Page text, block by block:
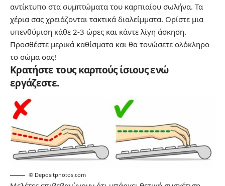
αντίκτυπο στα συμπτώματα του καρπιαίου σωλήνα. Τα
χέρια σας χρειάζονται τακτικά διαλείμματα. Ορίστε μια
υπενθύμιση κάθε 2-3 ώρες και κάντε λίγη άσκηση.
Προσθέστε μερικά καθίσματα και θα τονώσετε ολόκληρο
το σώμα σας!
Κρατήστε τους καρπούς ίσιους ενώ
εργάζεστε.
© Depositphotos.com